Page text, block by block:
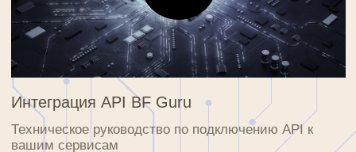
через онлайн-чат в режиме реального времени
НАЧАТЬ ЧАТ